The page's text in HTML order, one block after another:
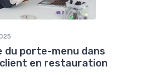
du porte-menu dans
en restauration